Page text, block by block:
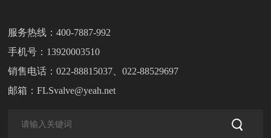
服务热线：400-7887-992
手机号： 13920003510
销售电话：022-88815037 、022-88529697
邮箱：FLSvalve@yeah.net